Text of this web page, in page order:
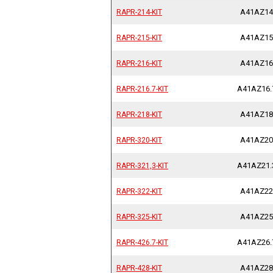
RAPR-214-KIT A41AZ14
RAPR-215-KIT A41AZ15
RAPR-216-KIT A41AZ16
RAPR-216.7-KIT
RAPR-218-KIT A41AZ18
RAPR-320-KIT A41AZ20
RAPR-321,3-KIT
RAPR-322-KIT A41AZ22
RAPR-325-KIT A41AZ25
RAPR-426.7-KIT
RAPR-428-KIT A41AZ28
RAPR-214-KIT
RAPR-215-KIT
RAPR-216-KIT
RAPR-216.7-KIT
RAPR-218-KIT
RAPR-320-KIT
RAPR-321,3-KIT
RAPR-322-KIT
RAPR-325-KIT
RAPR-426.7-KIT
RAPR-428-KIT